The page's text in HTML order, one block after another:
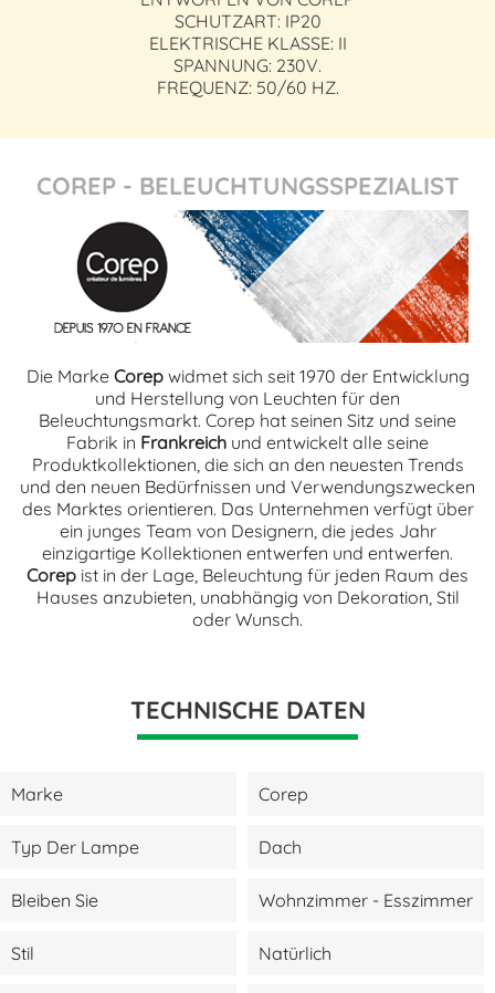
SCHUTZART: IP20
ELEKTRISCHE KLASSE: II
SPANNUNG: 230V.
FREQUENZ: 50/60 HZ.
COREP - BELEUCHTUNGSSPEZIALIST
Die Marke Corepwidmet sich seit 1970 der Entwicklung
und Herstellung von Leuchten für den
Beleuchtungsmarkt. Corep hat seinen Sitz und seine
Fabrik in Frankreich und entwickelt alle seine
Produktkollektionen, die sich an den neuesten Trends
und den neuen Bedürfnissen und Verwendungszwecken
des Marktes orientieren. Das Unternehmen verfügt über
ein junges Team von Designern, die jedes Jahr
einzigartige Kollektionen entwerfen und entwerfen.
Corep ist in der Lage, Beleuchtung für jeden Raum des
Hauses anzubieten, unabhängig von Dekoration, Stil
oder Wunsch.
TECHNISCHE DATEN
Marke Corep
Typ Der Lampe Dach
Bleiben Sie Wohnzimmer - Esszimmer
Stil Natürlich